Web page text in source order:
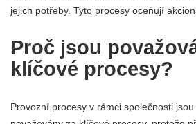
jejich potřeby. Tyto procesy oceňují
Proč jsou
klíčové procesy?
Provozní procesy v rámci společnosti